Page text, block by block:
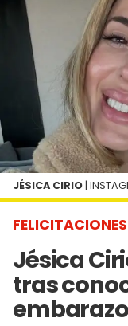
FELICITACIONES
Jésica
tras
JÉSICA CIRIO |